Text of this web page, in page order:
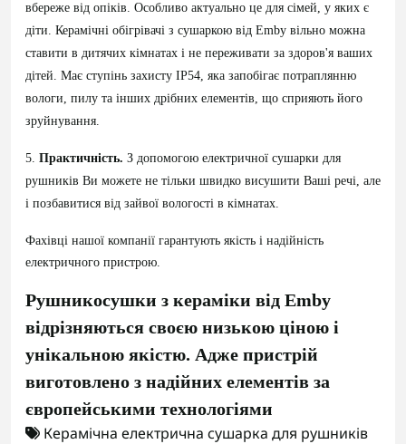
вбереже від опіків. Особливо актуально це для сімей, у яких є
діти. Керамічні обігрівачі з сушаркою від Emby вільно можна
ставити в дитячих кімнатах і не переживати за здоров'я ваших
дітей. Має ступінь захисту IP54, яка запобігає потраплянню
вологи, пилу та інших дрібних елементів, що сприяють його
зруйнування.
5. Практичність. З допомогою електричної сушарки для
рушників Ви можете не тільки швидко висушити Ваші речі, але
і позбавитися від зайвої вологості в кімнатах.
Фахівці нашої компанії гарантують якість і надійність
електричного пристрою.
Рушникосушки з кераміки від Emby
відрізняються своєю низькою ціною і
унікальною якістю. Адже пристрій
виготовлено з надійних елементів за
європейськими технологіями
Керамічна електрична сушарка для рушників